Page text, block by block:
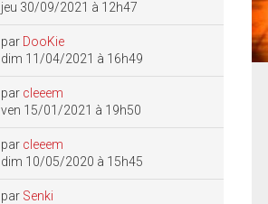
jeu 30/09/2021 à 12h47
par DooKie
dim 11/04/2021 à 16h49
par cleeem
ven 15/01/2021 à 19h50
par cleeem
dim 10/05/2020 à 15h45
par Senki